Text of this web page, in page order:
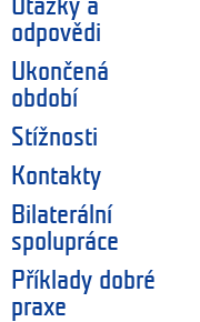
Otázky a
odpovědi
Ukončená
období
Stížnosti
Kontakty
Bilaterální
spolupráce
Příklady dobré
praxe